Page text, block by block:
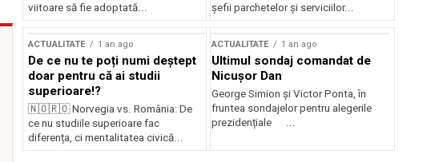
viitoare să fie adoptată...
șefii parchetelor și serviciilor...
ACTUALITATE 1 an ago
De ce nu te poți numi deștept
doar pentru că ai studii
superioare!?
🇳🇴🇷🇴 Norvegia vs. România: De
ce nu studiile superioare fac
diferența, ci mentalitatea civică...
ACTUALITATE 1 an ago
Ultimul sondaj comandat de
Nicușor Dan
George Simion și Victor Ponta, în
fruntea sondajelor pentru alegerile
prezidențiale ...